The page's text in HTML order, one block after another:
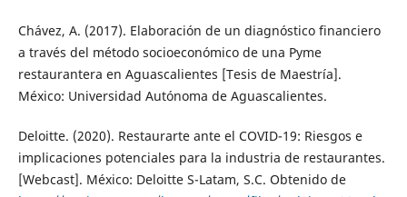
Chávez, A. (2017). Elaboración de un diagnóstico financiero
a través del método socioeconómico de una Pyme
restaurantera en Aguascalientes [Tesis de Maestría].
México: Universidad Autónoma de Aguascalientes.
Deloitte. (2020). Restaurarte ante el COVID-19: Riesgos e
implicaciones potenciales para la industria de restaurantes.
[Webcast]. México: Deloitte S-Latam, S.C. Obtenido de